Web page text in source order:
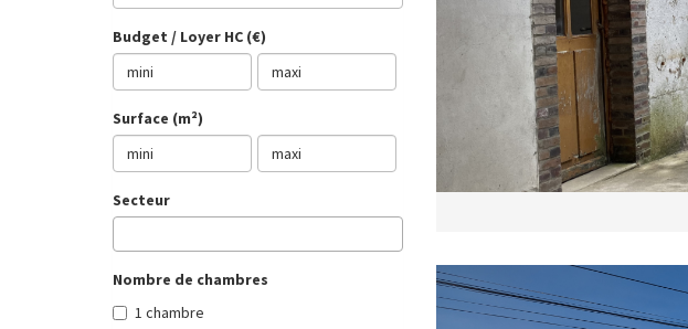
Budget / Loyer HC (€)
Surface (m²)
Secteur
Nombre de chambres
1 chambre